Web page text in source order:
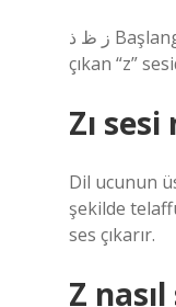
ز ظ ذ Başlangıçtaki ذ harfi lisp olarak adlandırılır. Tıpkı ث harfi gibi, dilin ucu üst ve alt dişler arasında olduğunda
Zı sesi
Dil ucunun
şekilde
ses çıkarır.
Z